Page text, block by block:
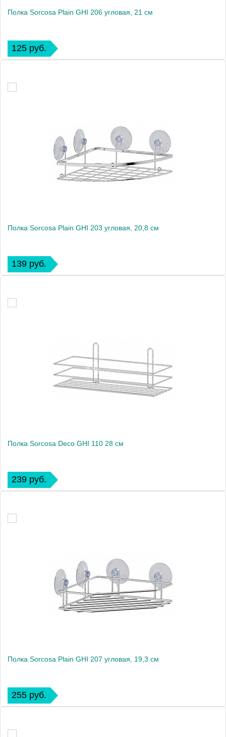
Полка Sorcosa Plain GHI 206 угловая, 21 см
125 руб.
Полка Sorcosa Plain GHI 203 угловая, 20,8 см
139 руб.
Полка Sorcosa Deco GHI 110 28 см
239 руб.
Полка Sorcosa Plain GHI 207 угловая, 19,3 см
255 руб.